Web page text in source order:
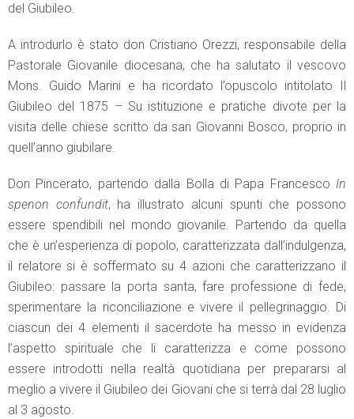
del Giubileo.
A introdurlo è stato don Cristiano Orezzi, responsabile della
Pastorale Giovanile diocesana, che ha salutato il vescovo
Mons. Guido Marini e ha ricordato l’opuscolo intitolato Il
Giubileo del 1875 – Su istituzione e pratiche divote per la
visita delle chiese scritto da san Giovanni Bosco, proprio in
quell’anno giubilare.
Don Pincerato, partendo dalla Bolla di Papa Francesco In
spenon confundit, ha illustrato alcuni spunti che possono
essere spendibili nel mondo giovanile. Partendo da quella
che è un’esperienza di popolo, caratterizzata dall’indulgenza,
il relatore si è soffermato su 4 azioni che caratterizzano il
Giubileo: passare la porta santa, fare professione di fede,
sperimentare la riconciliazione e vivere il pellegrinaggio. Di
ciascun dei 4 elementi il sacerdote ha messo in evidenza
l’aspetto spirituale che li caratterizza e come possono
essere introdotti nella realtà quotidiana per prepararsi al
meglio a vivere il Giubileo dei Giovani che si terrà dal 28 luglio
al 3 agosto.